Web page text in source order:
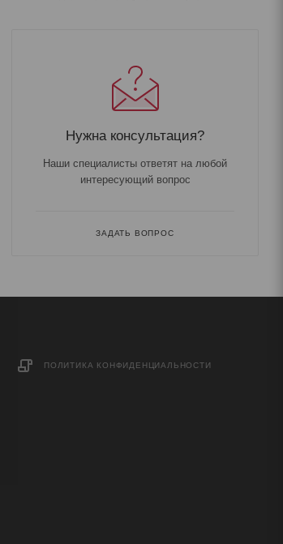
Нужна консультация?
Наши специалисты ответят на любой
интересующий вопрос
ЗАДАТЬ ВОПРОС
ПОЛИТИКА КОНФИДЕНЦИАЛЬНОСТИ